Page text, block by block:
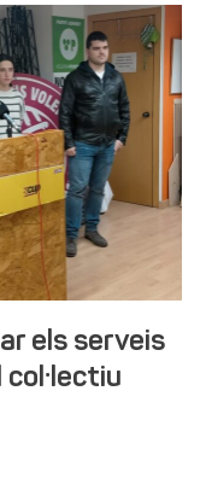
els serveis